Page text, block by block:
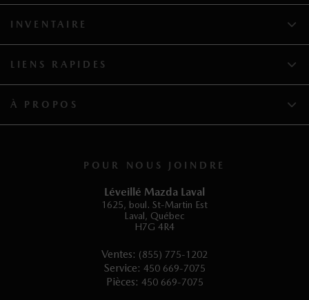
POUR NOUS JOINDRE
Léveillé Mazda Laval
1625, boul. St-Martin Est
Laval, Québec
H7G 4R4
Ventes: (855) 775-1202
Service: 450 669-7075
Pièces: 450 669-7075
INVENTAIRE
LIENS RAPIDES
À PROPOS